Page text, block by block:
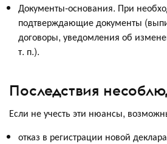
Документы‑основания. При
подтверждающие документы
договоры, уведомления об
т. п.).
Последствия
Если не учесть эти нюансы,
отказ в регистрации новой